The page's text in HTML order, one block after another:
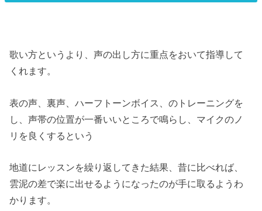
歌い方というより、声の出し方に重点をおいて指導して
くれます。
表の声、裏声、ハーフトーンボイス、のトレーニングを
し、声帯の位置が一番いいところで鳴らし、マイクのノ
リを良くするという
地道にレッスンを繰り返してきた結果、昔に比べれば、
雲泥の差で楽に出せるようになったのが手に取るようわ
かります。